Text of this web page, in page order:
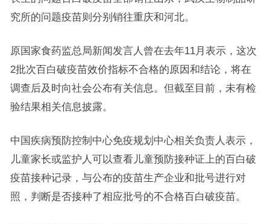
究所的问题疫苗则分别销往重庆和河北。
原国家食药监总局新闻发言人曾在去年11月表示，这次
2批次百白破疫苗效价指标不合格的原因和结论，将在
调查后及时向社会公布有关信息。但截至目前，未有检
验结果相关信息披露。
中国疾病预防控制中心免疫规划中心相关负责人表示，
儿童家长或监护人可以查看儿童预防接种证上的百白破
疫苗接种记录，与公布的疫苗生产企业和批号进行对
照，判断是否接种了相应批号的不合格百白破疫苗。